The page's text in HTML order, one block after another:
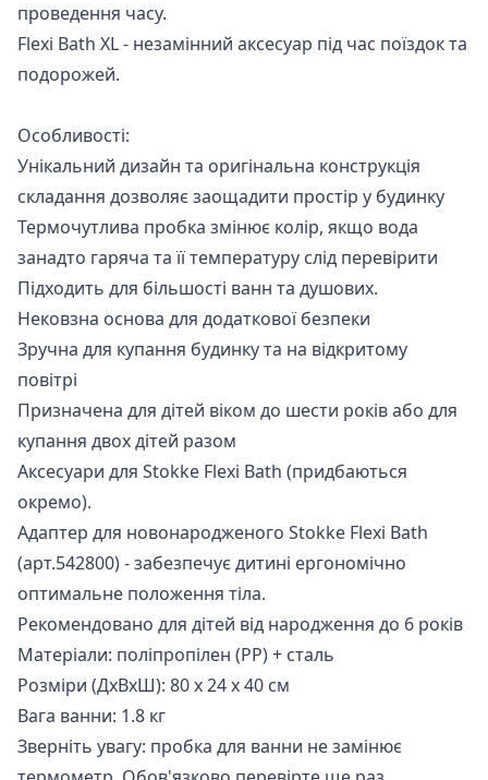
проведення часу.
Flexi Bath XL - незамінний аксесуар під час поїздок та
подорожей.
Особливості:
Унікальний дизайн та оригінальна конструкція
складання дозволяє заощадити простір у будинку
Термочутлива пробка змінює колір, якщо вода
занадто гаряча та її температуру слід перевірити
Підходить для більшості ванн та душових.
Нековзна основа для додаткової безпеки
Зручна для купання будинку та на відкритому
повітрі
Призначена для дітей віком до шести років або для
купання двох дітей разом
Аксесуари для Stokke Flexi Bath (придбаються
окремо).
Адаптер для новонародженого Stokke Flexi Bath
(арт.542800) - забезпечує дитині ергономічно
оптимальне положення тіла.
Рекомендовано для дітей від народження до 6 років
Матеріали: поліпропілен (PP) + сталь
Розміри (ДхВхШ): 80 x 24 x 40 см
Вага ванни: 1.8 кг
Зверніть увагу: пробка для ванни не замінює